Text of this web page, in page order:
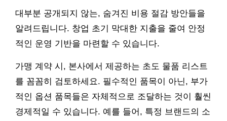
대부분 공개되지 않는, 숨겨진 비용 절감 방안들을
알려드립니다. 창업 초기 막대한 지출을 줄여 안정
적인 운영 기반을 마련할 수 있습니다.
가맹 계약 시, 본사에서 제공하는 초도 물품 리스트
를 꼼꼼히 검토하세요. 필수적인 품목이 아닌, 부가
적인 옵션 품목들은 자체적으로 조달하는 것이 훨씬
경제적일 수 있습니다. 예를 들어, 특정 브랜드의 소